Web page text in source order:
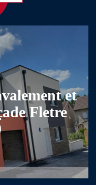
et
Fletre